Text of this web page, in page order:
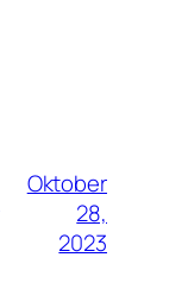
Oktober
28,
2023